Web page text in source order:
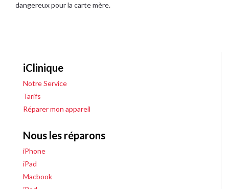
dangereux pour la carte mère.
iClinique
Notre Service
Tarifs
Réparer mon appareil
Nous les réparons
iPhone
iPad
Macbook